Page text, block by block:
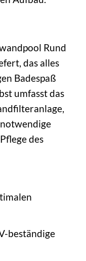
Rund
das alles
Badespaß
umfasst das
des
beständige